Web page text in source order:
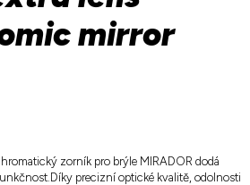
mirror
zorník pro brýle MIRADOR dodá
precizní optické kvalitě, odolnosti